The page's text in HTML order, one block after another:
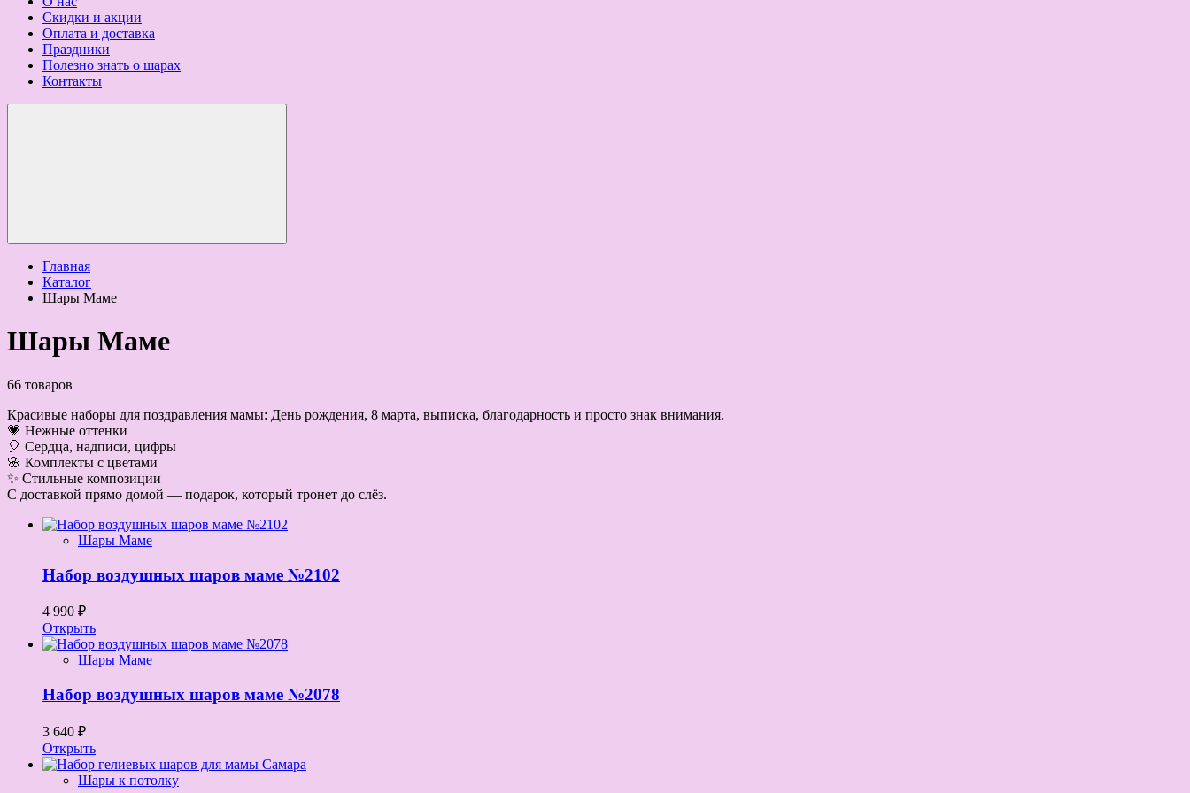
Скидки и акции
Оплата и доставка
Праздники
Полезно знать о шарах
Контакты
Главная
Каталог
Шары Маме
Шары Маме
66 товаров
Красивые наборы для поздравления мамы: День рождения, 8 марта, выписка, благодарность и просто знак внимания.
💗 Нежные оттенки
🎈 Сердца, надписи, цифры
🌸 Комплекты с цветами
✨ Стильные композиции
С доставкой прямо домой — подарок, который тронет до слёз.
Шары Маме
Набор воздушных шаров маме №2102
4 990 ₽
Открыть
Шары Маме
Набор воздушных шаров маме №2078
3 640 ₽
Открыть
Шары к потолку